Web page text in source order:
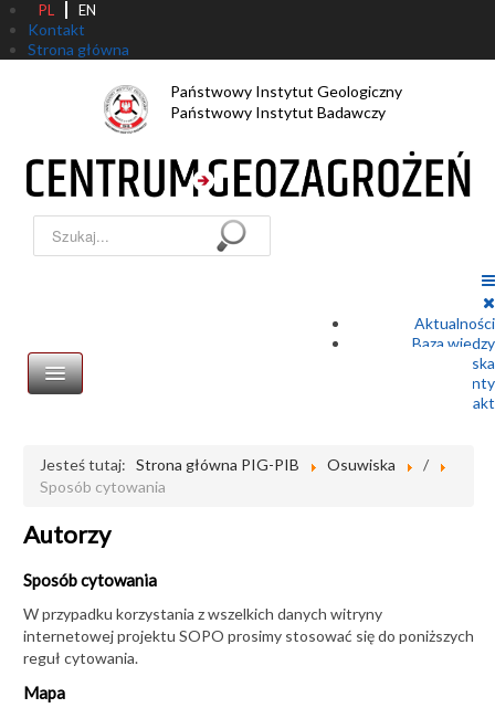
PL EN
Kontakt
Strona główna
Państwowy Instytut Geologiczny
Państwowy Instytut Badawczy
Szukaj...
Aktualności
Baza wiedzy
Zgłoszenie osuwiska
Dokumenty
Kontakt
OSUWISKA
Projekty
Monitoring osuwisk
Sposób cytowania
Jesteś tutaj: Strona główna PIG-PIB Osuwiska
/
Sposób cytowania
Autorzy
Sposób cytowania
W przypadku korzystania z wszelkich danych witryny
internetowej projektu SOPO prosimy stosować się do poniższych
reguł cytowania.
Mapa